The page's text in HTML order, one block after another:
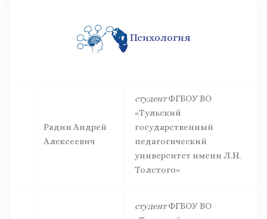
Психология
Радин Андрей
Алексеевич
студентФГБОУ ВО
«Тульский
государственный
педагогический
университет имени Л.Н.
Толстого»
студентФГБОУ ВО